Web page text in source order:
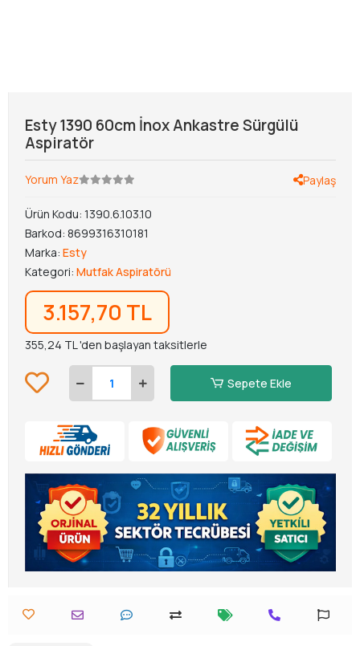
Esty 1390 60cm İnox Ankastre Sürgülü
Aspiratör
Yorum Yaz Paylaş
Ürün Kodu: 1390.6.103.10
Barkod: 8699316310181
Marka: Esty
Kategori: Mutfak Aspiratörü
3.157,70 TL
355,24 TL 'den başlayan taksitlerle
Sepete Ekle